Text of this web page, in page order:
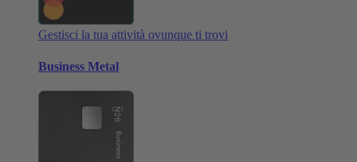
Gestisci la tua attività ovunque ti trovi
Business Metal